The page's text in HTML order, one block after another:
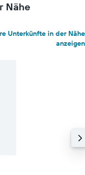
Nähe
Unterkünfte in der Nähe
anzeigen